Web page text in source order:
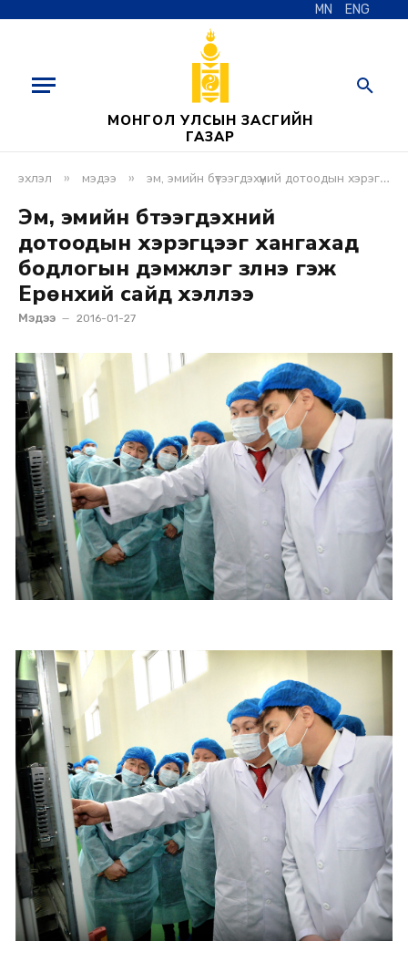
MN ENG
МОНГОЛ УЛСЫН ЗАСГИЙН
ГАЗАР
эхлэл » мэдээ » эм, эмийн бүтээгдэхүүний дотоодын хэрэгцээг хангахад бодлогын дэмжлэг үзүүлнэ гэж ерөнхий сайд хэллээ
Эм, эмийн бүтээгдэхүүний
дотоодын хэрэгцээг хангахад
бодлогын дэмжлэг үзүүлнэ гэж
Ерөнхий сайд хэллээ
Мэдээ 2016-01-27